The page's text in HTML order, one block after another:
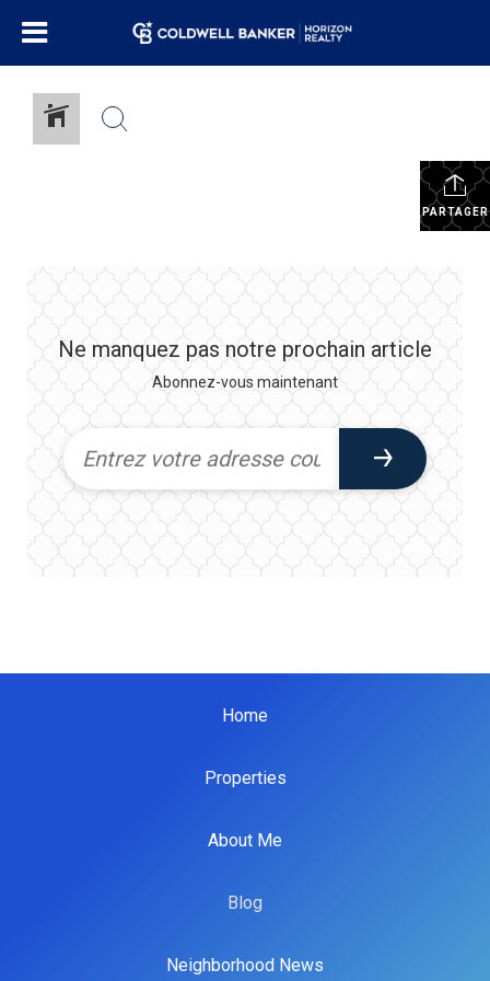
PARTAGER
Ne manquez pas notre prochain article
Abonnez-vous maintenant
Home
Properties
About Me
Blog
Neighborhood News